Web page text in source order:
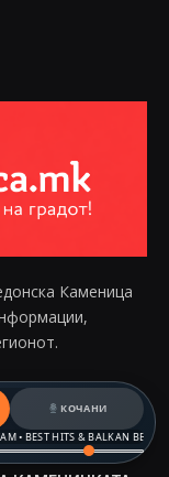
Каменица
КОЧАНИ
HITS & BALKAN BEATS